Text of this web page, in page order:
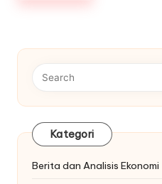
Kategori
Berita dan Analisis Ekonomi